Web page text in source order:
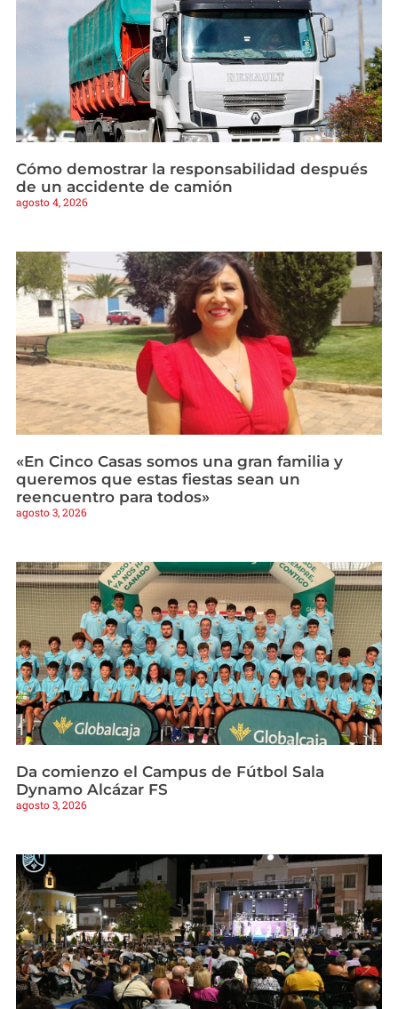
Cómo demostrar la responsabilidad después
de un accidente de camión
agosto 4, 2026
«En Cinco Casas somos una gran familia y
queremos que estas fiestas sean un
reencuentro para todos»
agosto 3, 2026
Da comienzo el Campus de Fútbol Sala
Dynamo Alcázar FS
agosto 3, 2026